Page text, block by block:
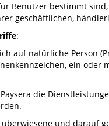
Benutzer bestimmt
geschäftlichen,
:
auf natürliche Person
ein
die
und darauf